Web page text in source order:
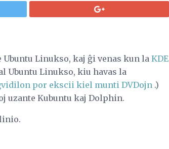
Linukso, kaj ĝi venas kun la KDE
Ubuntu Linukso, kiu havas la
por ekscii kiel munti DVDojn .)
uzante Kubuntu kaj Dolphin.